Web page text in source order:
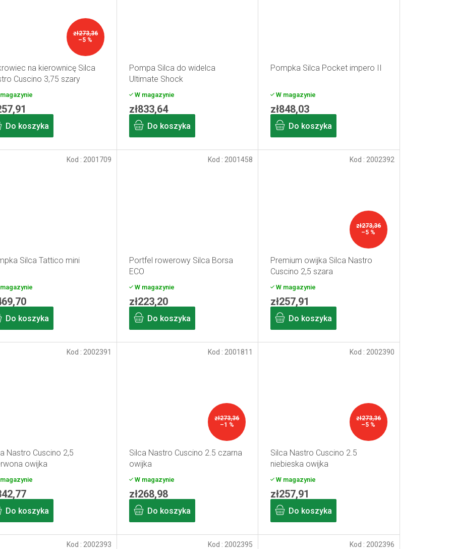
zł273,36
–5 %
na kierownicę Silca
Cuscino 3,75 szary
Do koszyka
Pompa Silca do widelca
Ultimate Shock
W magazynie
zł833,64
Do koszyka
Pompka Silca Pocket impero II
W magazynie
zł848,03
Do koszyka
Silca Tattico mini
Do koszyka
Kod : 2001709
Portfel rowerowy Silca Borsa
ECO
W magazynie
zł223,20
Do koszyka
Kod : 2001458
zł273,36
–5 %
Premium owijka Silca Nastro
Cuscino 2,5 szara
W magazynie
zł257,91
Do koszyka
Kod : 2002392
Nastro Cuscino 2,5
owijka
Do koszyka
Kod : 2002391
zł273,36
–1 %
Silca Nastro Cuscino 2.5 czarna
owijka
W magazynie
zł268,98
Do koszyka
Kod : 2001811
zł273,36
–5 %
Silca Nastro Cuscino 2.5
niebieska owijka
W magazynie
zł257,91
Do koszyka
Kod : 2002390
Kod : 2002393 Kod : 2002395 Kod : 2002396